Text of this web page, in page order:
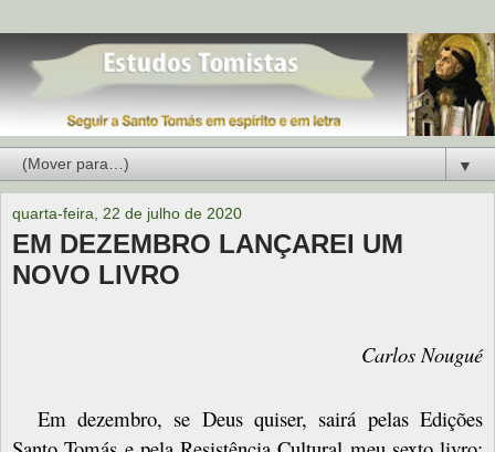
▼
quarta-feira, 22 de julho de 2020
EM DEZEMBRO LANÇAREI UM
NOVO LIVRO
Carlos Nougué
Em dezembro, se Deus quiser, sairá pelas Edições